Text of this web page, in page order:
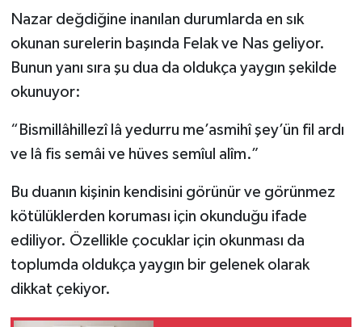
Nazar değdiğine inanılan durumlarda en sık
okunan surelerin başında Felak ve Nas geliyor.
Bunun yanı sıra şu dua da oldukça yaygın şekilde
okunuyor:
“Bismillâhillezî lâ yedurru me’asmihî şey’ün fil ardı
ve lâ fis semâi ve hüves semîul alîm.”
Bu duanın kişinin kendisini görünür ve görünmez
kötülüklerden koruması için okunduğu ifade
ediliyor. Özellikle çocuklar için okunması da
toplumda oldukça yaygın bir gelenek olarak
dikkat çekiyor.